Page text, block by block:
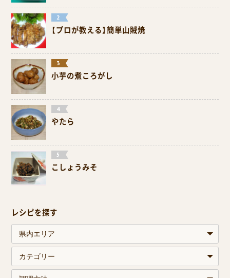
【プロが教える】簡単山賊焼
小芋の煮ころがし
やたら
こしょうみそ
レシピを探す